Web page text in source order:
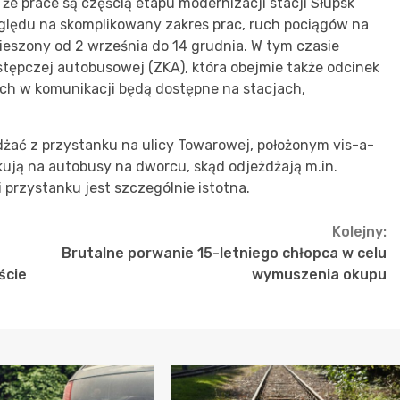
na skomplikowany zakres prac, ruch pociągów na
od 2 września do 14 grudnia. W tym czasie
autobusowej (ZKA), która obejmie także odcinek
w komunikacji będą dostępne na stacjach,
z przystanku na ulicy Towarowej, położonym vis-a-
na autobusy na dworcu, skąd odjeżdżają m.in.
przystanku jest szczególnie istotna.
Kolejny:
Brutalne porwanie 15-letniego chłopca w celu
wymuszenia okupu